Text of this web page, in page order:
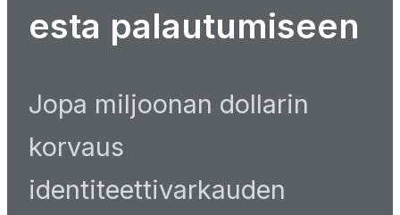
esta palautumiseen
Jopa miljoonan dollarin
korvaus
identiteettivarkauden